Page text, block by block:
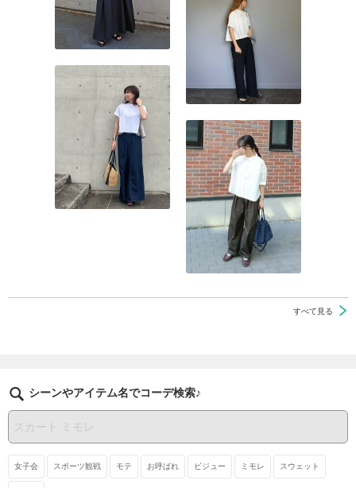
すべて見る
シーンやアイテム名でコーデ検索♪
女子会 スポーツ観戦 モテ お呼ばれ ビジュー ミモレ スウェット